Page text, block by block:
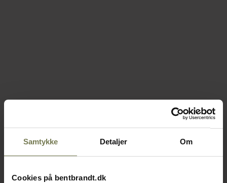
Samtykke Detaljer Om
Cookies på bentbrandt.dk